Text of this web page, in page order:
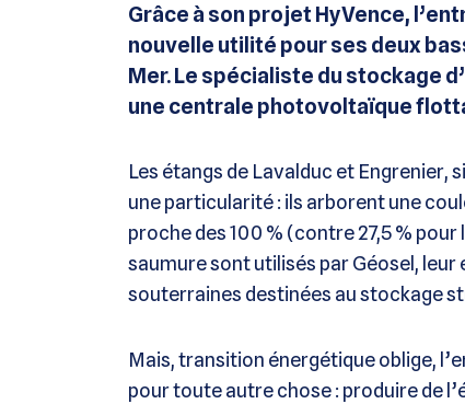
Grâce à son projet HyVence,
nouvelle utilité pour ses deux
Mer. Le spécialiste du stockage
une centrale photovoltaïque
Les étangs de Lavalduc et Engrenier,
une particularité : ils arborent une
proche des 100 % (contre 27,5 %
saumure sont utilisés par Géosel,
souterraines destinées au stockage
Mais, transition énergétique oblige,
pour toute autre chose : produire de